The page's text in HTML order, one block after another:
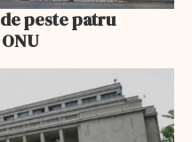
peste patru